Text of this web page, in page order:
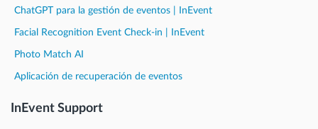
ChatGPT para la gestión de eventos | InEvent
Facial Recognition Event Check-in | InEvent
Photo Match AI
Aplicación de recuperación de eventos
InEvent Support